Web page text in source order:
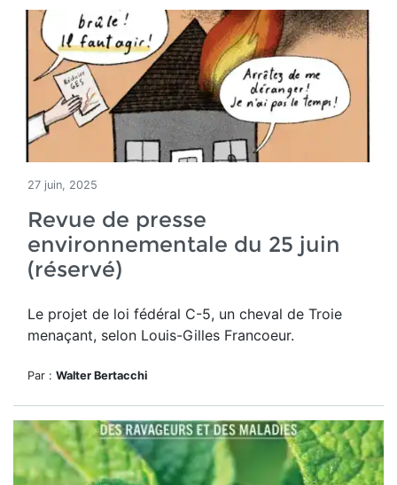
27 juin, 2025
Revue de presse
environnementale du 25 juin
(réservé)
Le projet de loi fédéral C-5, un cheval de Troie
menaçant, selon Louis-Gilles Francoeur.
Par : Walter Bertacchi